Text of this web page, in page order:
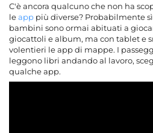
C'è ancora qualcuno che non ha
leapp più diverse? Probabilmente
bambini sono ormai abituati a
giocattoli e album, ma con tablet e
volentieri le app di mappe. I
leggono libri andando al lavoro,
qualche app.